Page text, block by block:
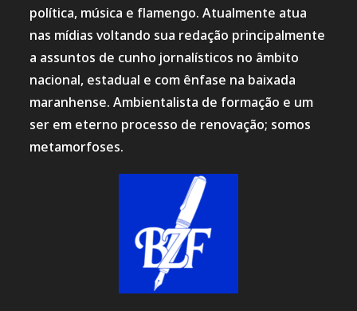
política, música e flamengo. Atualmente atua
nas mídias voltando sua redação principalmente
a assuntos de cunho jornalísticos no âmbito
nacional, estadual e com ênfase na baixada
maranhense. Ambientalista de formação e um
ser em eterno processo de renovação; somos
metamorfoses.